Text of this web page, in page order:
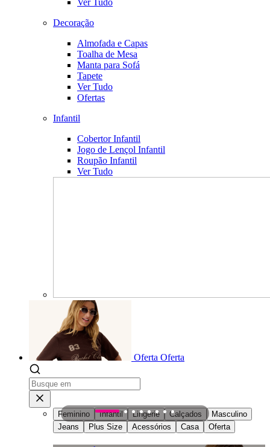
Ver Tudo
Decoração
Almofada e Capas
Toalha de Mesa
Manta para Sofá
Tapete
Ver Tudo
Ofertas
Infantil
Cobertor Infantil
Jogo de Lençol Infantil
Roupão Infantil
Ver Tudo
Oferta Oferta
Feminino Infantil Lingerie Calçados
Masculino
Jeans
Plus Size Acessórios Casa Oferta
1 2 3 4 5 6 7 8